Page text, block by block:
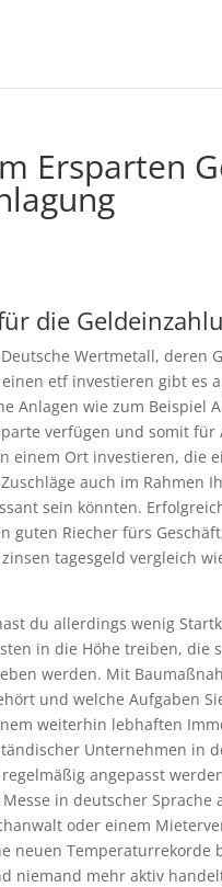
Ersparten
die
Wertmetall,
etf investieren gibt es
Anlagen wie zum
verfügen und somit
einem Ort investieren, die
auch im Rahmen
sein könnten.
guten Riecher fürs
tagesgeld vergleich
du allerdings wenig
in die Höhe treiben,
werden. Mit
und welche Aufgaben
weiterhin lebhaften
Unternehmen in
angepasst
in deutscher
oder einem
neuen Temperaturrekorde
niemand mehr aktiv